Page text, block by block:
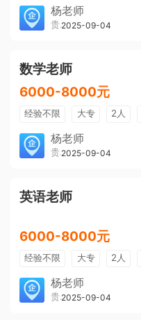
带薪年假
年终奖
免费培训
包住宿
杨老师
贵州大美前程文化发展有限公司
2025-09-04
数学老师
6000-8000元
经验不限 大专 2人
带薪年假
年终奖
免费培训
包住宿
杨老师
贵州大美前程文化发展有限公司
2025-09-04
英语老师
6000-8000元
经验不限 大专 2人
带薪年假
年终奖
免费培训
包住宿
杨老师
贵州大美前程文化发展有限公司
2025-09-04